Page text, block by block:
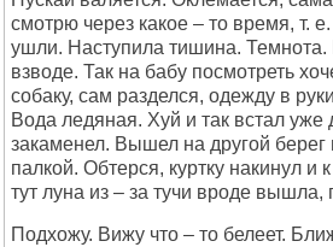
смотрю через какое – то время, т.
ушли. Наступила тишина. Темнота.
взводе. Так на бабу посмотреть
собаку, сам разделся, одежду в
Вода ледяная. Хуй и так встал уже
закаменел. Вышел на другой берег
палкой. Обтерся, куртку накинул и
тут луна из – за тучи вроде вышла,
Подхожу. Вижу что – то белеет.